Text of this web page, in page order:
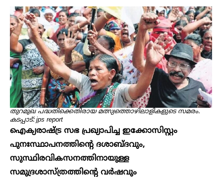
തുറമുഖ ‌പദ്ധതിക്കെതിരായ മത്സ്യത്തൊഴിലാളികളുടെ സമരം.
കടപ്പാട്: jps report
ഐക്യരാഷ്ട്ര സഭ പ്രഖ്യാപിച്ച ഇക്കോസിസ്റ്റം
പുനഃസ്ഥാപനത്തിന്റെ ദശാബ്ദവും,
സുസ്ഥിരവികസനത്തിനായുള്ള
സമുദ്രശാസ്ത്രത്തിന്റെ വർഷവും